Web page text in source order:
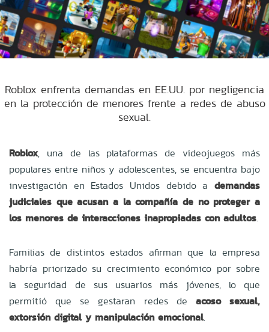
Roblox enfrenta demandas en EE.UU. por negligencia
en la protección de menores frente a redes de abuso
sexual.
Roblox, una de las plataformas de videojuegos más
populares entre niños y adolescentes, se encuentra bajo
investigación en Estados Unidos debido a demandas
judiciales que acusan a la compañía de no proteger a
los menores de interacciones inapropiadas con adultos.
Familias de distintos estados afirman que la empresa
habría priorizado su crecimiento económico por sobre
la seguridad de sus usuarios más jóvenes, lo que
permitió que se gestaran redes de acoso sexual,
extorsión digital y manipulación emocional.